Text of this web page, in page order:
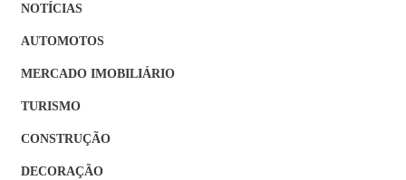
NOTÍCIAS
AUTOMOTOS
MERCADO IMOBILIÁRIO
TURISMO
CONSTRUÇÃO
DECORAÇÃO